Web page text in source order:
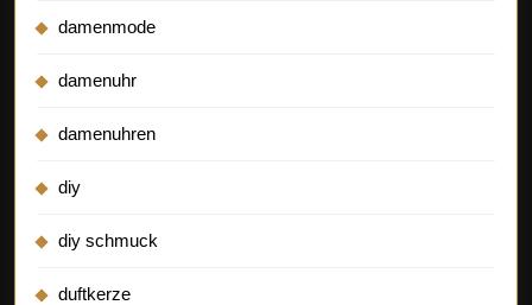
damenmode
damenuhr
damenuhren
diy
diy schmuck
duftkerze